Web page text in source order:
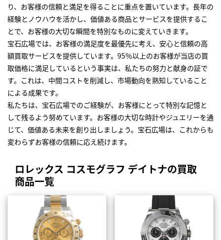
り、お客様の信頼と満足を得ることに重点を置いています。長年の
経験とノウハウを活かし、価値ある商品とサービスを提供するこ
とで、お客様の大切な瞬間を特別なものに変えていきます。
宝石広場では、お客様の満足度を最優先に考え、安心と信頼の高
額買取サービスを提供しています。95％以上のお客様が当店の買
取価格に満足しているという事実は、私たちの努力と献身の証で
す。これは、中間コストを削減し、市場動向を熟知していること
による成果です。
私たちは、宝石広場でのご経験が、お客様にとって特別な記憶と
して残るよう努めています。お客様の大切な時計やジュエリーを通
じて、価値ある未来を創り出しましょう。宝石広場は、これからも
変わらずお客様の信頼に応え続けます。
ロレックス コスモグラフ デイトナの買取
商品一覧